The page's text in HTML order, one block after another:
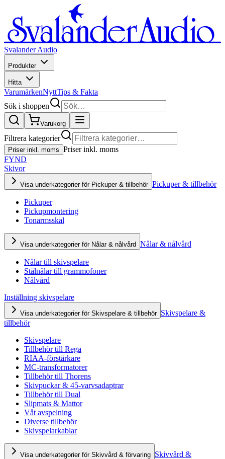
Svalander Audio
Produkter
Hitta
VarumärkenNyttTips & Fakta
Sök i shoppen
Varukorg
Filtrera kategorier
Priser inkl. moms Priser inkl. moms
FYND
Skivor
Visa underkategorier för Pickuper & tillbehör Pickuper & tillbehör
Pickuper
Pickupmontering
Tonarmsskal
Visa underkategorier för Nålar & nålvård Nålar & nålvård
Nålar till skivspelare
Stålnålar till grammofoner
Nålvård
Inställning skivspelare
Visa underkategorier för Skivspelare & tillbehör Skivspelare &
tillbehör
Skivspelare
Tillbehör till Rega
RIAA-förstärkare
MC-transformatorer
Tillbehör till Thorens
Skivpuckar & 45-varvsadaptrar
Tillbehör till Dual
Slipmats & Mattor
Våt avspelning
Diverse tillbehör
Skivspelarkablar
Visa underkategorier för Skivvård & förvaring Skivvård &